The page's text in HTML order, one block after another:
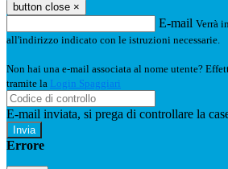
button close ×
E-mail Verrà
all'indirizzo indicato con le istruzioni necessarie.
Non hai una e-mail associata al nome utente?
tramite la Login Spaggiari
E-mail inviata, si prega di controllare la
Errore